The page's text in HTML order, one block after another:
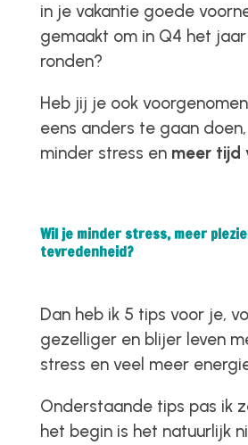
in je vakantie goede
gemaakt om in Q4 het
ronden?
Heb jij je ook
eens anders te gaan
minder stress en meer tijd
Wil je minder stress, meer
tevredenheid?
Dan heb ik 5 tips voor je,
gezelliger en blijer leven
stress en veel meer
Onderstaande tips pas ik
het begin is het natuurlijk